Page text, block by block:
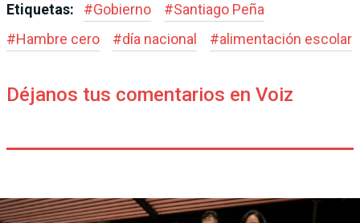
Etiquetas: #Gobierno #Santiago Peña
#Hambre cero #día nacional #alimentación escolar
Déjanos tus comentarios en Voiz